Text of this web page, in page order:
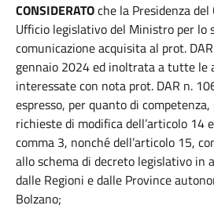
CONSIDERATOche la Presidenza
Ufficio legislativo del Ministro per lo
comunicazione acquisita al prot.
gennaio 2024 ed inoltrata a tutte le
interessate con nota prot. DAR n.
espresso, per quanto di
richieste di modifica dell’articolo 14
comma 3, nonché dell’articolo 15,
allo schema di decreto legislativo in
dalle Regioni e dalle Province
Bolzano;